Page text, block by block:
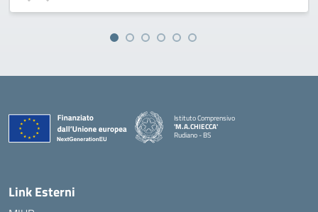
Istituto Comprensivo
'M.A.CHIECCA'
Rudiano - BS
Link Esterni